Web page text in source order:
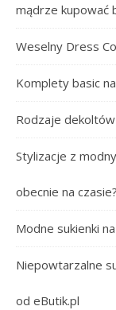
mądrze kupować
Weselny Dress
Komplety basic
Rodzaje
Stylizacje z
obecnie na czasie?
Modne sukienki
Niepowtarzalne
od eButik.pl